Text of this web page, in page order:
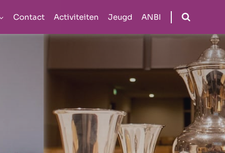
Contact Activiteiten Jeugd ANBI